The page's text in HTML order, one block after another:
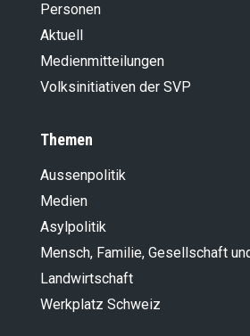
Personen
Aktuell
Medienmitteilungen
Volksinitiativen der SVP
Themen
Aussenpolitik
Medien
Asylpolitik
Mensch, Familie, Gesellschaft
Landwirt­schaft
Werkplatz Schweiz